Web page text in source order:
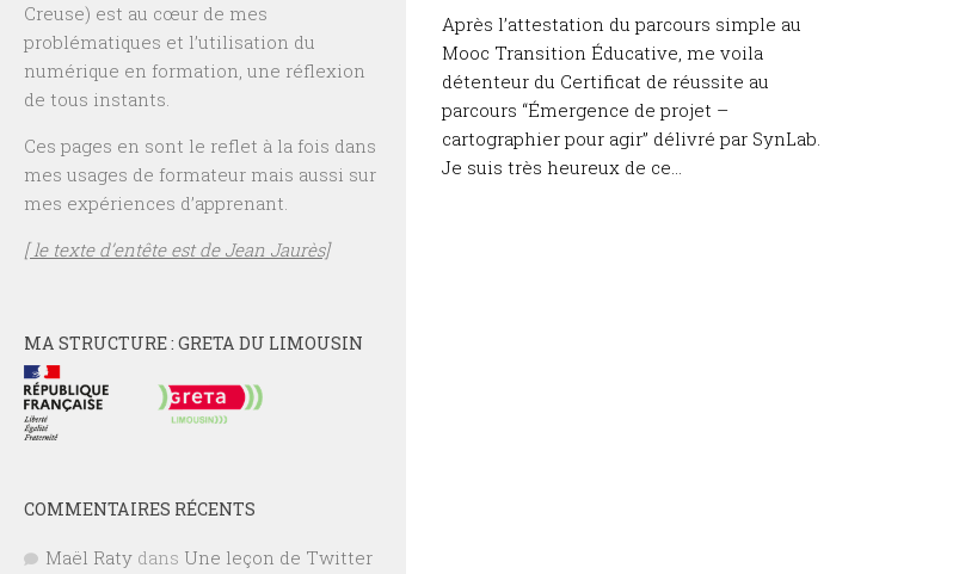
Après l’attestation du parcours simple au
Mooc Transition Éducative, me voila
détenteur du Certificat de réussite au
parcours “Émergence de projet –
cartographier pour agir” délivré par SynLab.
Je suis très heureux de ce...
Creuse) est au cœur de mes
problématiques et l’utilisation du
numérique en formation, une réflexion
de tous instants.
Ces pages en sont le reflet à la fois dans
mes usages de formateur mais aussi sur
mes expériences d’apprenant.
[ le texte d’entête est de Jean Jaurès]
MA STRUCTURE : GRETA DU LIMOUSIN
COMMENTAIRES RÉCENTS
Maël Raty dans Une leçon de Twitter